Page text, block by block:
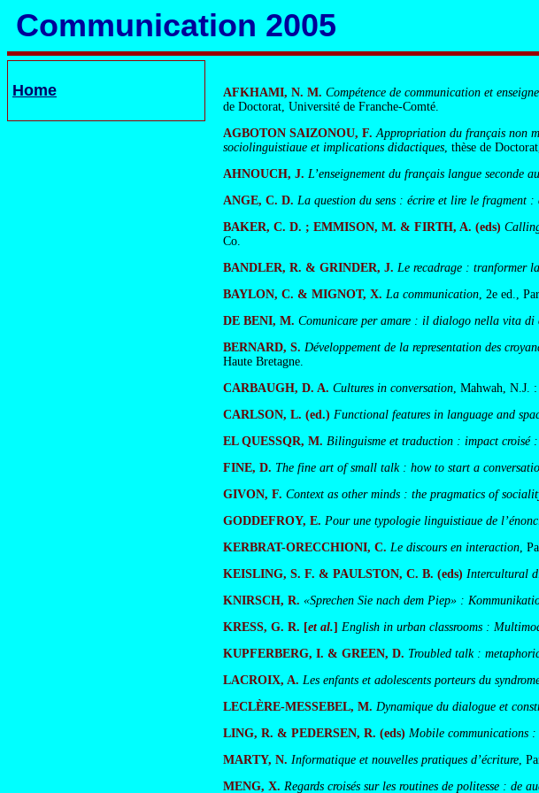
Communication 2005
Home AFKHAMI, N. M. Compétence de communication et
de Doctorat, Université de Franche-Comté.
AGBOTON SAIZONOU, F. Appropriation du français non
sociolinguistiaue et implications didactiques, thèse de
AHNOUCH, J. L’enseignement du français langue seconde
ANGE, C. D. La question du sens : écrire et lire le fragment :
BAKER, C. D. ; EMMISON, M. & FIRTH, A. (eds)
Co.
BANDLER, R. & GRINDER, J. Le recadrage : tranformer
BAYLON, C. & MIGNOT, X. La communication, 2e ed.,
DE BENI, M. Comunicare per amare : il dialogo nella vita di
BERNARD, S. Développement de la representation des
Haute Bretagne.
CARBAUGH, D. A. Cultures in conversation, Mahwah, N.J.
CARLSON, L. (ed.)Functional features in language and
EL QUESSQR, M. Bilinguisme et traduction : impact croisé
FINE, D. The fine art of small talk : how to start a
GIVON, F.Context as other minds : the pragmatics of
GODDEFROY, E.Pour une typologie linguistiaue de
KERBRAT-ORECCHIONI, C. Le discours en interaction,
KEISLING, S. F. & PAULSTON, C. B. (eds)Intercultural
KNIRSCH, R. «Sprechen Sie nach dem Piep» :
KRESS, G. R. [et al.] English in urban classrooms :
KUPFERBERG, I. & GREEN, D. Troubled talk :
LACROIX, A. Les enfants et adolescents porteurs du
LECLÈRE-MESSEBEL, M. Dynamique du dialogue et
LING, R. & PEDERSEN, R. (eds) Mobile communications
MARTY, N. Informatique et nouvelles pratiques d’écriture,
MENG, X. Regards croisés sur les routines de politesse : de